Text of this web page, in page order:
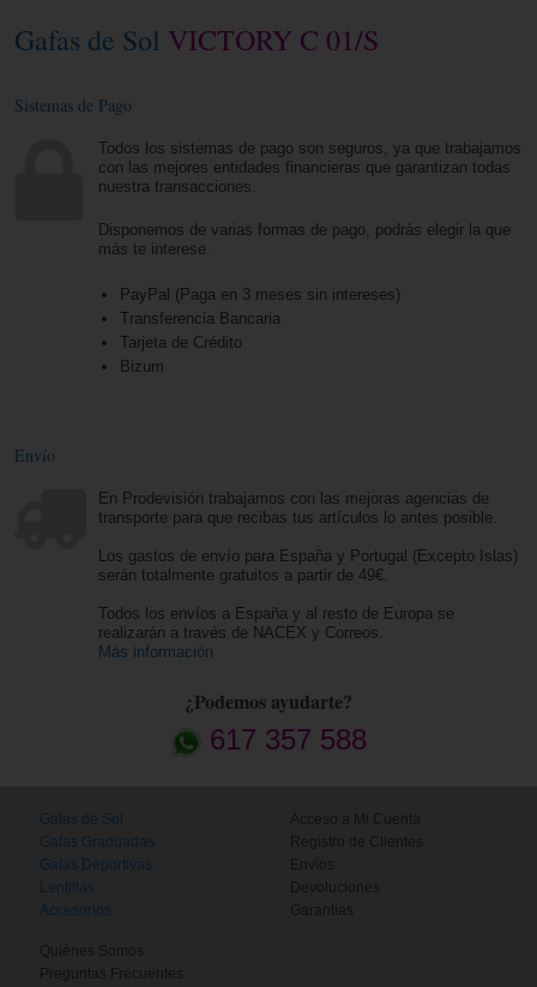
Gafas de Sol VICTORY C 01/S
Sistemas de Pago
Todos los sistemas de pago son seguros, ya que trabajamos
con las mejores entidades financieras que garantizan todas
nuestra transacciones.
Disponemos de varias formas de pago, podrás elegir la que
más te interese.
PayPal (Paga en 3 meses sin intereses)
Transferencia Bancaria
Tarjeta de Crédito
Bizum
Envío
En Prodevisión trabajamos con las mejoras agencias de
transporte para que recibas tus artículos lo antes posible.
Los gastos de envío para España y Portugal (Excepto Islas)
serán totalmente gratuitos a partir de 49€.
Todos los envíos a España y al resto de Europa se
realizarán a través de NACEX y Correos.
Más información
¿Podemos ayudarte?
617 357 588
Gafas de Sol
Gafas Graduadas
Gafas Deportivas
Lentillas
Accesorios
Acceso a Mi Cuenta
Registro de Clientes
Envíos
Devoluciones
Garantías
Quiénes Somos
Preguntas Frecuentes